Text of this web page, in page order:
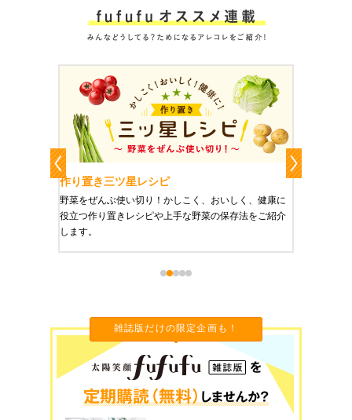
作り置き三ツ星レシピ
野菜をぜんぶ使い切り！かしこく、おいしく、健康に
役立つ作り置きレシピや上手な野菜の保存法をご紹介
します。
雑誌版だけの限定企画も！